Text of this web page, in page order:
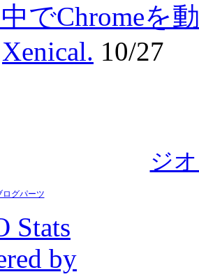
でChromeを
Xenical. 10/27
ジ
ログパーツ